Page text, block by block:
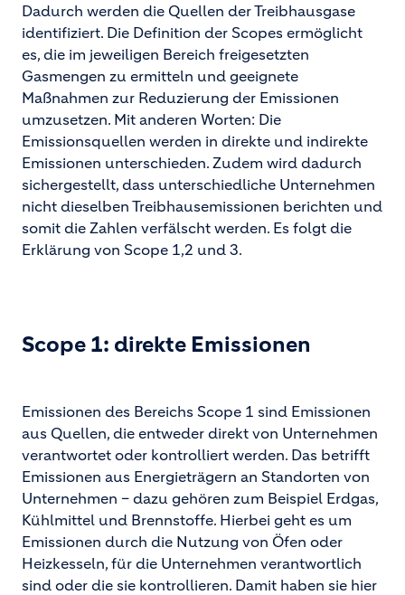
Dadurch werden die Quellen der Treibhausgase
identifiziert. Die Definition der Scopes ermöglicht
es, die im jeweiligen Bereich freigesetzten
Gasmengen zu ermitteln und geeignete
Maßnahmen zur Reduzierung der Emissionen
umzusetzen. Mit anderen Worten: Die
Emissionsquellen werden in direkte und indirekte
Emissionen unterschieden. Zudem wird dadurch
sichergestellt, dass unterschiedliche Unternehmen
nicht dieselben Treibhausemissionen berichten und
somit die Zahlen verfälscht werden. Es folgt die
Erklärung von Scope 1,2 und 3.
Scope 1: direkte Emissionen
Emissionen des Bereichs Scope 1 sind Emissionen
aus Quellen, die entweder direkt von Unternehmen
verantwortet oder kontrolliert werden. Das betrifft
Emissionen aus Energieträgern an Standorten von
Unternehmen – dazu gehören zum Beispiel Erdgas,
Kühlmittel und Brennstoffe. Hierbei geht es um
Emissionen durch die Nutzung von Öfen oder
Heizkesseln, für die Unternehmen verantwortlich
sind oder die sie kontrollieren. Damit haben sie hier